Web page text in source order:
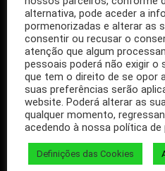
SIGA-NOS NO
Se ainda não segue a nossa
Basta clicar no botão Seguir em
Ao seguir a nossa página passa a
nossos artigos no seu Facebook.
Partilhe também a nossa página
alternativa, pode aceder a
pormenorizadas e alterar as
consentir ou recusar o
atenção que algum
pessoais poderá não exigir o
que tem o direito de se opor
suas preferências serão
website. Poderá alterar as
qualquer momento,
acedendo à nossa política de
Definições das Cookies